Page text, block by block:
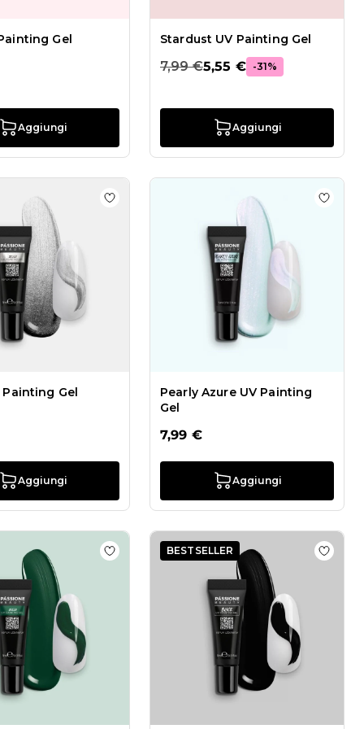
Gel
Aggiungi
Stardust UV Painting Gel
7,99 €5,55 € -31%
Aggiungi
Interstellar UV Painting Gel
Painting Gel
Aggiungi
Aggiungi alla wishlist Silver UV Painting
Pearly Azure UV Painting
Gel
7,99 €
Aggiungi
Blue UV Painting GelAggiungi alla wishlist Green UV Painting
BESTSELLER